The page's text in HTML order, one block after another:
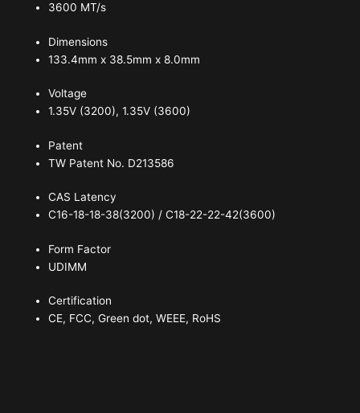
3600 MT/s
Dimensions
133.4mm x 38.5mm x 8.0mm
Voltage
1.35V (3200), 1.35V (3600)
Patent
TW Patent No. D213586
CAS Latency
C16-18-18-38(3200) / C18-22-22-42(3600)
Form Factor
UDIMM
Certification
CE, FCC, Green dot, WEEE, RoHS